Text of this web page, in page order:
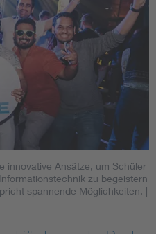
innovative Ansätze, um Schüler
zu begeistern
spannende Möglichkeiten. |